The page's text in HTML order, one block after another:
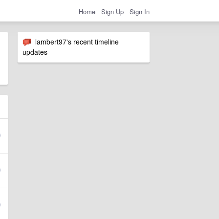
Home Sign Up Sign In
lambert97's recent timeline
updates